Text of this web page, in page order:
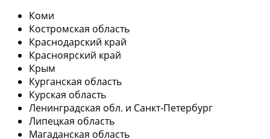
Коми
Костромская область
Краснодарский край
Красноярский край
Крым
Курганская область
Курская область
Ленинградская обл. и Санкт-Петербург
Липецкая область
Магаданская область